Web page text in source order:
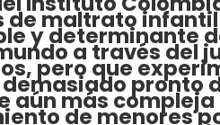
maltrato
y determinante
a través del
pero que
pronto
aún más
de menores